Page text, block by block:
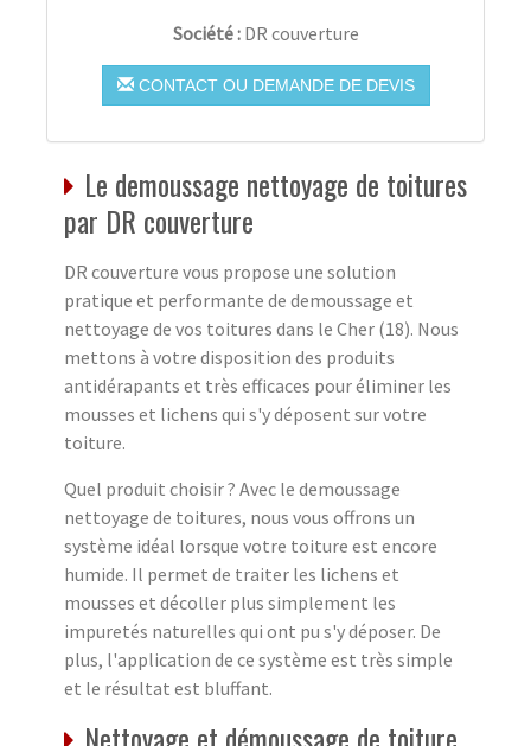
Société : DR couverture
CONTACT OU DEMANDE DE DEVIS
Le demoussage nettoyage de toitures
par DR couverture
DR couverture vous propose une solution
pratique et performante de demoussage et
nettoyage de vos toitures dans le Cher (18). Nous
mettons à votre disposition des produits
antidérapants et très efficaces pour éliminer les
mousses et lichens qui s'y déposent sur votre
toiture.
Quel produit choisir ? Avec le demoussage
nettoyage de toitures, nous vous offrons un
système idéal lorsque votre toiture est encore
humide. Il permet de traiter les lichens et
mousses et décoller plus simplement les
impuretés naturelles qui ont pu s'y déposer. De
plus, l'application de ce système est très simple
et le résultat est bluffant.
Nettoyage et démoussage de toiture